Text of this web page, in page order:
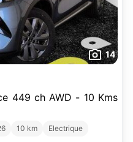
14
449 ch AWD - 10 Kms
10 km
Electrique